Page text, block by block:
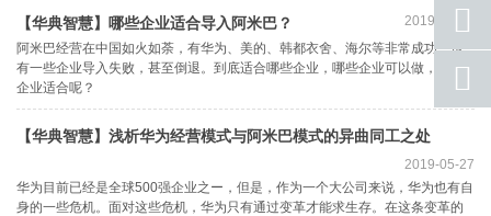
【华典智慧】哪些企业适合导入阿米巴？
2019-05-27
阿米巴经营在中国如火如荼，有华为、美的、韩都衣舍、海尔等非常成功，也
有一些企业导入失败，甚至倒退。到底适合哪些企业，哪些企业可以做，哪些
企业适合呢？
【华典智慧】浅析华为经营模式与阿米巴模式的异曲同工之处
2019-05-27
华为目前已经是全球500强企业之ー，但是，作为一个大公司来说，华为也有自
身的一些危机。面对这些危机，华为只有通过变革才能求生存。在这条变革的
手机
qq